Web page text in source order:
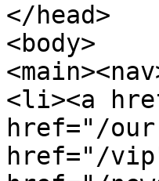
</head>
<body>
<li><a
href="/
href="/